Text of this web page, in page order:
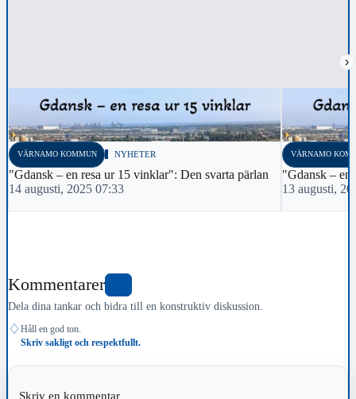
›
VÄRNAMO KOMMUN NYHETER
"Gdansk – en resa ur 15 vinklar": Den svarta pärlan
14 augusti, 2025 07:33
VÄRNAMO
"Gdansk – en
13 augusti,
Kommentarer
Dela dina tankar och bidra till en konstruktiv diskussion.
♢ Håll en god ton.
Skriv sakligt och respektfullt.
Skriv en kommentar